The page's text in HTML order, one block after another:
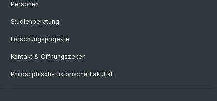
Personen
Studienberatung
Forschungsprojekte
Kontakt & Öffnungszeiten
Philosophisch-Historische Fakultät